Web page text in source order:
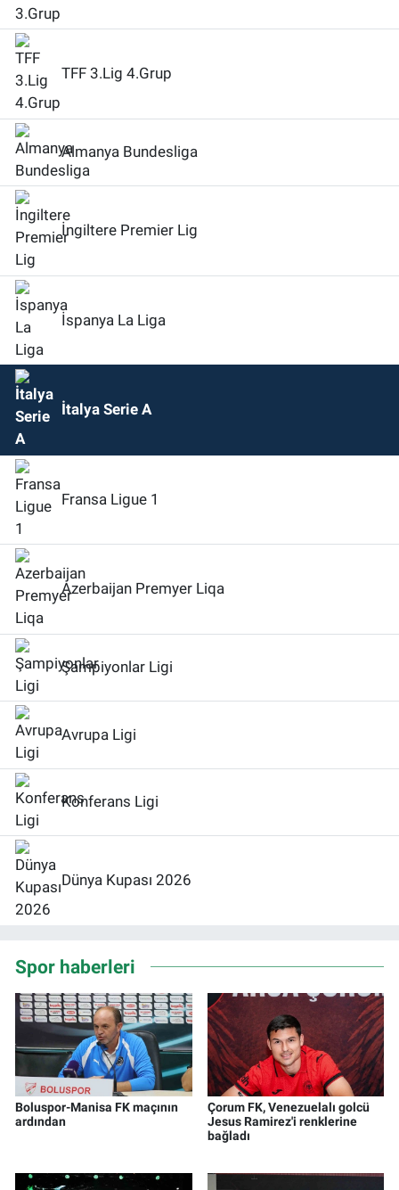
TFF 3.Lig 4.Grup
Almanya Bundesliga
İngiltere Premier Lig
İspanya La Liga
İtalya Serie A
Fransa Ligue 1
Azerbaijan Premyer Liqa
Şampiyonlar Ligi
Avrupa Ligi
Konferans Ligi
Dünya Kupası 2026
Spor haberleri
Boluspor-Manisa FK maçının
ardından
Çorum FK, Venezuelalı golcü
Jesus Ramirez'i renklerine
bağladı